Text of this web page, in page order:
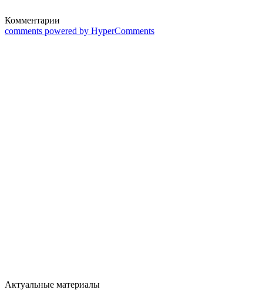
Комментарии
comments powered by HyperComments
Актуальные материалы